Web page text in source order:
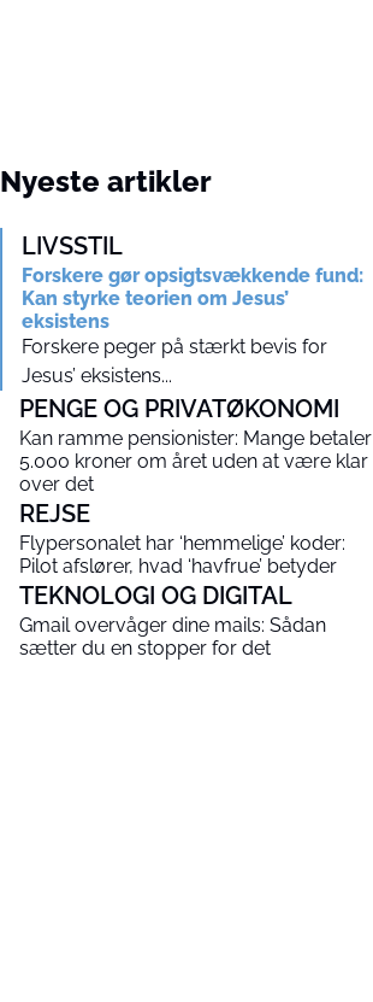
Nyeste artikler
LIVSSTIL
Forskere gør opsigtsvækkende fund:
Kan styrke teorien om Jesus’
eksistens
Forskere peger på stærkt bevis for
Jesus’ eksistens...
PENGE OG PRIVATØKONOMI
Kan ramme pensionister: Mange betaler
5.000 kroner om året uden at være klar
over det
REJSE
Flypersonalet har ‘hemmelige’ koder:
Pilot afslører, hvad ‘havfrue’ betyder
TEKNOLOGI OG DIGITAL
Gmail overvåger dine mails: Sådan
sætter du en stopper for det